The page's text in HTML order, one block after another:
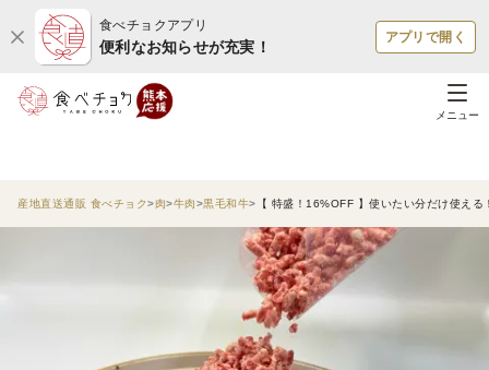
食べチョクアプリ
便利なお知らせが充実！
アプリで開く
メニュー
産地直送通販 食べチョク 肉 牛肉 黒毛和牛 【 特盛！16%OFF 】使いたい分だけ使え